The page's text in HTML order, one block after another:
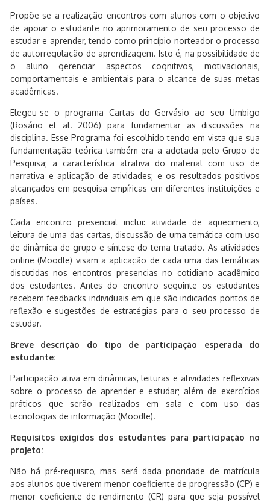
Propõe-se a realização encontros com alunos com o objetivo
de apoiar o estudante no aprimoramento de seu processo de
estudar e aprender, tendo como princípio norteador o processo
de autorregulação de aprendizagem. Isto é, na possibilidade de
o aluno gerenciar aspectos cognitivos, motivacionais,
comportamentais e ambientais para o alcance de suas metas
acadêmicas.
Elegeu-se o programa Cartas do Gervásio ao seu Umbigo
(Rosário et al. 2006) para fundamentar as discussões na
disciplina. Esse Programa foi escolhido tendo em vista que sua
fundamentação teórica também era a adotada pelo Grupo de
Pesquisa; a característica atrativa do material com uso de
narrativa e aplicação de atividades; e os resultados positivos
alcançados em pesquisa empíricas em diferentes instituições e
países.
Cada encontro presencial inclui: atividade de aquecimento,
leitura de uma das cartas, discussão de uma temática com uso
de dinâmica de grupo e síntese do tema tratado. As atividades
online (Moodle) visam a aplicação de cada uma das temáticas
discutidas nos encontros presencias no cotidiano acadêmico
dos estudantes. Antes do encontro seguinte os estudantes
recebem feedbacks individuais em que são indicados pontos de
reflexão e sugestões de estratégias para o seu processo de
estudar.
Breve descrição do tipo de participação esperada do
estudante:
Participação ativa em dinâmicas, leituras e atividades reflexivas
sobre o processo de aprender e estudar; além de exercícios
práticos que serão realizados em sala e com uso das
tecnologias de informação (Moodle).
Requisitos exigidos dos estudantes para participação no
projeto:
Não há pré-requisito, mas será dada prioridade de matrícula
aos alunos que tiverem menor coeficiente de progressão (CP) e
menor coeficiente de rendimento (CR) para que seja possível